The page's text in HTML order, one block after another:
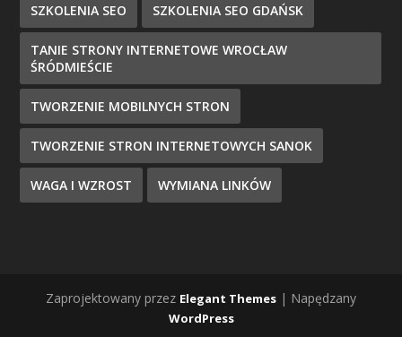
SZKOLENIA SEO SZKOLENIA SEO GDAŃSK
TANIE STRONY INTERNETOWE WROCŁAW
ŚRÓDMIEŚCIE
TWORZENIE MOBILNYCH STRON
TWORZENIE STRON INTERNETOWYCH SANOK
WAGA I WZROST WYMIANA LINKÓW
Zaprojektowany przez Elegant Themes | Napędzany
WordPress